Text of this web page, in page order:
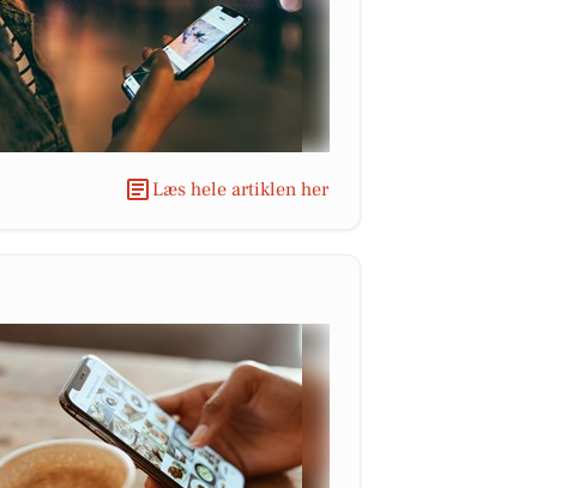
Læs hele artiklen her